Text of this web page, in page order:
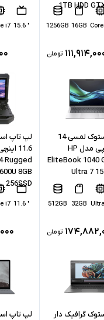
1TB HDD
16GB
1256GB
تومان
" 15.6
i7
لپ تاپ استوک لمسی 14
اینچی اچ پی مدل HP
EliteBook 1040
Ultra 7
32GB
512GB
تومان
لپ تاپ
Rugged
8GB
256SSD
" 11.6
i7
گرافیک دار